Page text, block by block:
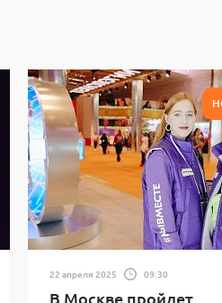
22 апреля 2025 09:30
В Москве пройдет